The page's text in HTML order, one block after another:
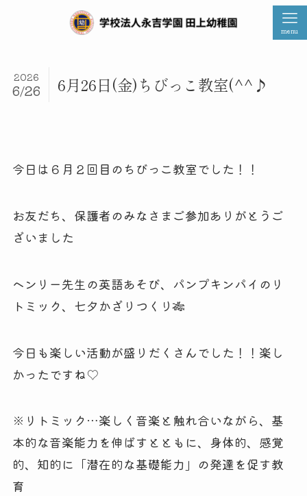
menu
6月26日(金)ちびっこ教室(^^♪
2026
6/26
今日は６月２回目のちびっこ教室でした！！
お友だち、保護者のみなさまご参加ありがとうご
ざいました
ヘンリー先生の英語あそび、パンプキンパイのリ
トミック、七夕かざりつくり🎋
今日も楽しい活動が盛りだくさんでした！！楽し
かったですね♡
※リトミック…楽しく音楽と触れ合いながら、基
本的な音楽能力を伸ばすとともに、身体的、感覚
的、知的に「潜在的な基礎能力」の発達を促す教
育